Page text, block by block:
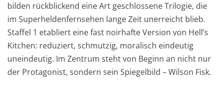
bilden rückblickend eine Art geschlossene Trilogie, die
im Superheldenfernsehen lange Zeit unerreicht blieb.
Staffel 1 etabliert eine fast noirhafte Version von Hell’s
Kitchen: reduziert, schmutzig, moralisch eindeutig
uneindeutig. Im Zentrum steht von Beginn an nicht nur
der Protagonist, sondern sein Spiegelbild – Wilson Fisk.